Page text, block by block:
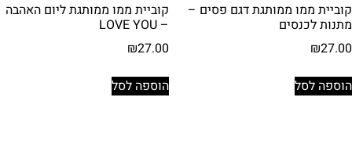
קוביית ממו ממותגת דגם פסים –
מתנות לכנסים
₪27.00
הוספה לסל
קוביית ממו ממותגת ליום האהבה
– LOVE YOU
₪27.00
הוספה לסל